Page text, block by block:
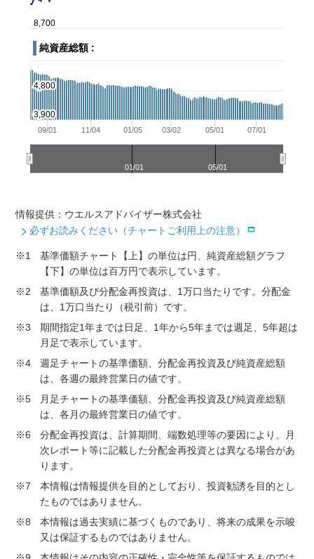
情報提供：ウエルスアドバイザー株式会社
必ずお読みください（チャートご利用上の注意）
※1
基準価額チャート【上】の単位は円、純資産総額グラフ
【下】の単位は百万円で表示しています。
※2
基準価額及び分配金再投資は、1万口当たりです。分配金
は、1万口当たり（税引前）です。
※3
期間指定1年までは日足、1年から5年までは週足、5年超は
月足で表示しています。
※4
週足チャートの基準価額、分配金再投資及び純資産総額
は、各週の最終営業日の値です。
※5
月足チャートの基準価額、分配金再投資及び純資産総額
は、各月の最終営業日の値です。
※6
分配金再投資は、計算期間、端数処理等の要因により、月
次レポート等に記載した分配金再投資とは異なる場合があ
ります。
※7
本情報は情報提供を目的としており、投資勧誘を目的とし
たものではありません。
※8
本情報は過去実績に基づくものであり、将来の成果を示唆
又は保証するものではありません。